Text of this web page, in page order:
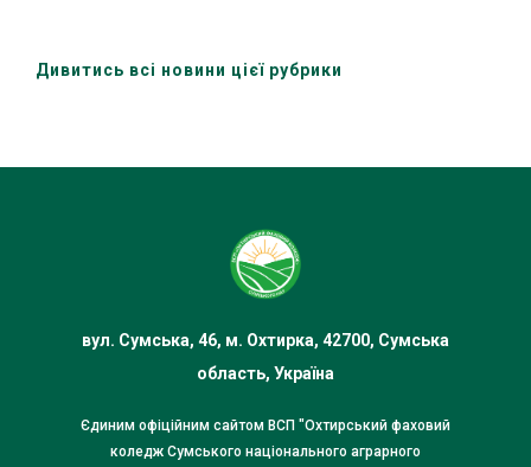
Дивитись всі новини цієї рубрики
вул. Сумська, 46, м. Охтирка, 42700, Сумська
область, Україна
Єдиним офіційним сайтом ВСП "Охтирський фаховий
коледж Сумського національного аграрного